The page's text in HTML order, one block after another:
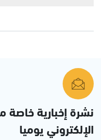
نشرة إخبارية خاصة
الإلكتروني يوميا